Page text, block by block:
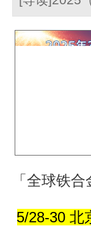
「全球铁
5/28-30 北